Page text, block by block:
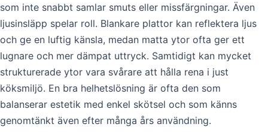
som inte snabbt samlar smuts eller missfärgningar. Även
ljusinsläpp spelar roll. Blankare plattor kan reflektera ljus
och ge en luftig känsla, medan matta ytor ofta ger ett
lugnare och mer dämpat uttryck. Samtidigt kan mycket
strukturerade ytor vara svårare att hålla rena i just
köksmiljö. En bra helhetslösning är ofta den som
balanserar estetik med enkel skötsel och som känns
genomtänkt även efter många års användning.